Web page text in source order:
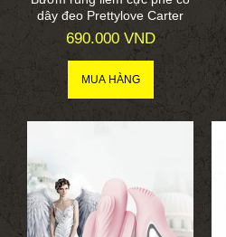
dây đeo Prettylove Carter
690.000 VND